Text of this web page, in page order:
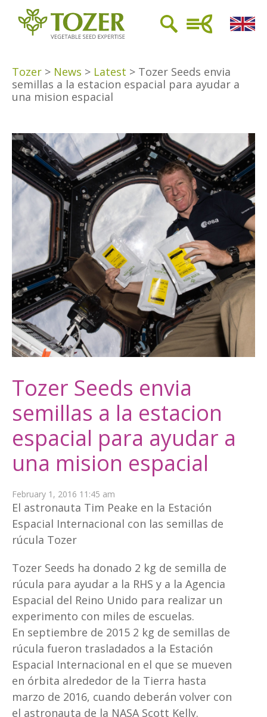
Tozer > News > Latest > Tozer Seeds envia
semillas a la estacion espacial para ayudar a
una mision espacial
Tozer Seeds envia
semillas a la estacion
espacial para ayudar a
una mision espacial
February 1, 2016 11:45 am
El astronauta Tim Peake en la Estación
Espacial Internacional con las semillas de
rúcula Tozer
Tozer Seeds ha donado 2 kg de semilla de
rúcula para ayudar a la RHS y a la Agencia
Espacial del Reino Unido para realizar un
experimento con miles de escuelas.
En septiembre de 2015 2 kg de semillas de
rúcula fueron trasladados a la Estación
Espacial Internacional en el que se mueven
en órbita alrededor de la Tierra hasta
marzo de 2016, cuando deberán volver con
el astronauta de la NASA Scott Kelly.